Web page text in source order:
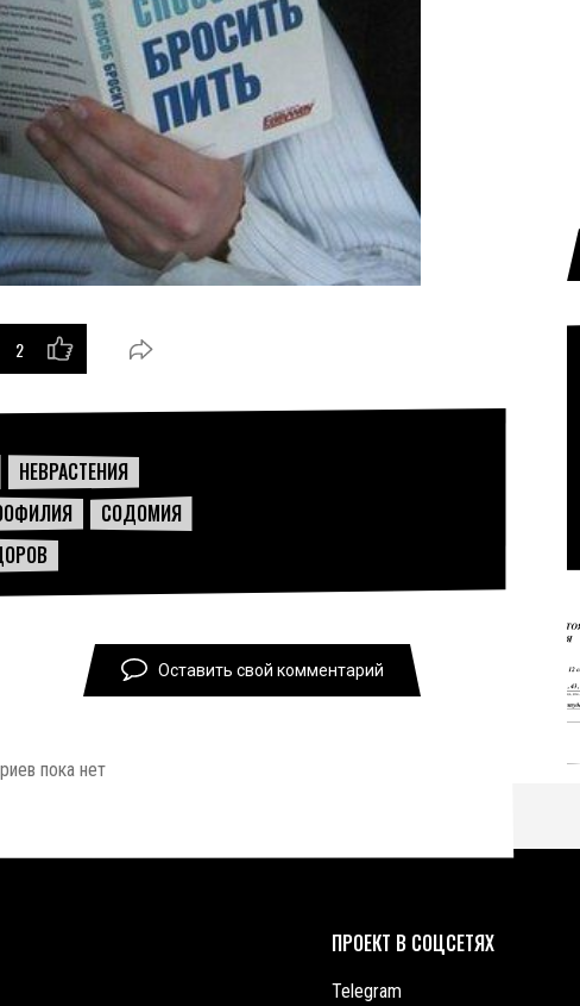
2 +
НЕВРАСТЕНИЯ
СОДОМИЯ
Оставить свой комментарий
пока нет
ПРОЕКТ В СОЦСЕТЯХ
Telegram